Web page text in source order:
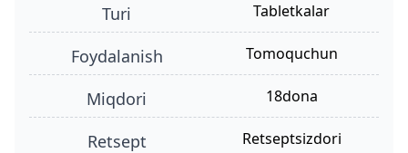
turi tabletkalar
foydalanish tomoquchun
miqdori 18dona
retsept retseptsizdori